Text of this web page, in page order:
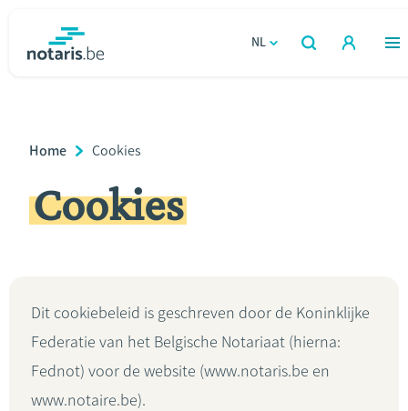
gaan
NL
OPEN
ZOEKEN
Erven & schenken
Over de notaris
Rekenmodules
Breadcrumb
Home
Current
Cookies
Cookies
Dit cookiebeleid is geschreven door de Koninklijke
Federatie van het Belgische Notariaat (hierna:
Fednot) voor de website (www.notaris.be en
www.notaire.be).